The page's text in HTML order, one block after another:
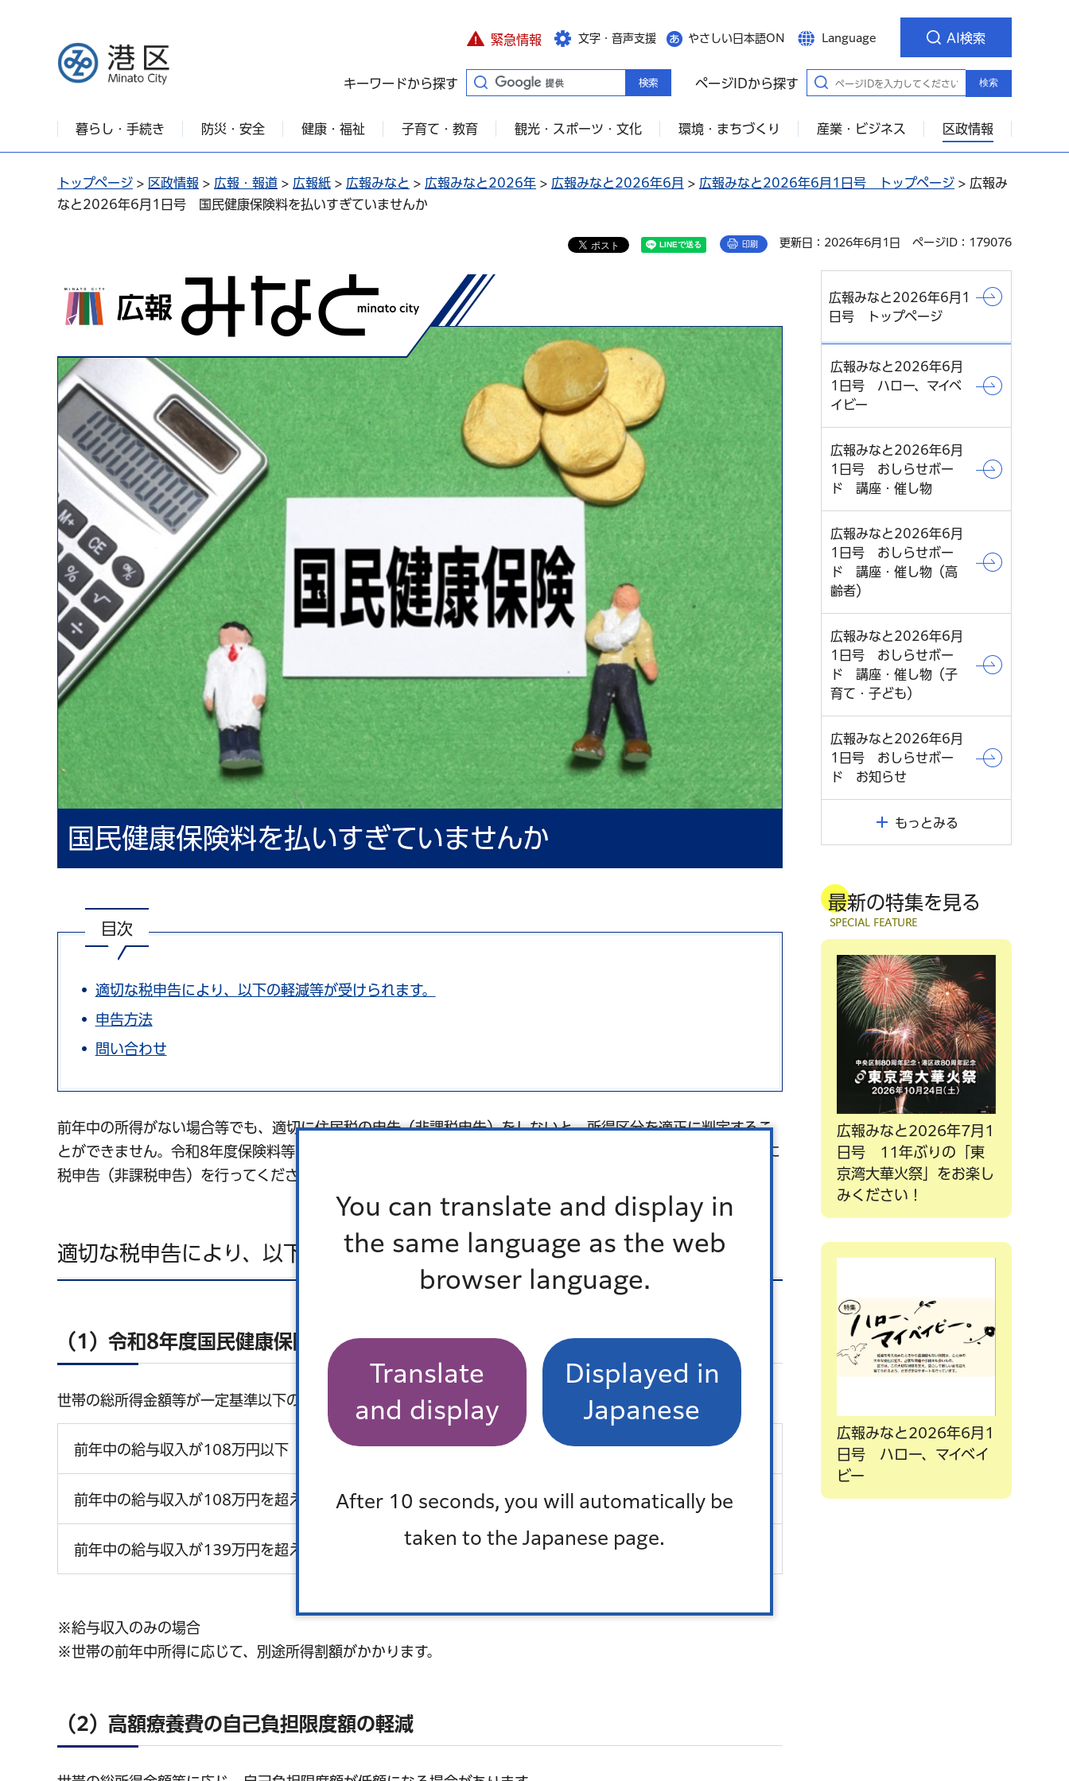
You can translate and display in
the same language as the web
browser language.
Translate
and display
Displayed in
Japanese
After 10 seconds, you will automatically be
taken to the Japanese page.
港区
緊急情報 文字・音声支援 やさしい日本語ON Language AI検索
キーワードから探す ページIDから探す 検索
暮らし・手続き 防災・安全 健康・福祉 子育て・教育 観光・スポーツ・文化 環境・まちづくり 産業・ビジネス 区政情報
トップページ > 区政情報 > 広報・報道 > 広報紙 > 広報みなと > 広報みなと2026年 > 広報みなと2026年6月 > 広報みなと2026年6月1日号 トップページ > 広報み
なと2026年6月1日号 国民健康保険料を払いすぎていませんか
印刷 更新日：2026年6月1日 ページID：179076
国民健康保険料を払いすぎていませんか
目次
適切な税申告により、以下の軽減等が受けられます。
申告方法
問い合わせ
前年中の所得がない場合等でも、適切に住民税の申告（非課税申告）をしないと、所得区分を適正に判定するこ
とができません。令和8年度保険料等の決定を正しく行うため、令和8年1月1日時点で住民登録があった自治体に
税申告（非課税申告）を行ってください。
適切な税申告により、以下の軽減等が受けられます。
（1）令和8年度国民健康保険料（均等割額）の減額
世帯の総所得金額等が一定基準以下の場合、均等割額が減額されます。
前年中の給与収入が108万円以下 7割軽減
前年中の給与収入が108万円を超え139万円以下 5割軽減
前年中の給与収入が139万円を超え165万円以下
※給与収入のみの場合
※世帯の前年中所得に応じて、別途所得割額がかかります。
（2）高額療養費の自己負担限度額の軽減
広報みなと2026年6月1
日号 トップページ
広報みなと2026年6月
1日号 ハロー、マイベ
イビー
広報みなと2026年6月
1日号 おしらせボー
ド 講座・催し物
広報みなと2026年6月
1日号 おしらせボー
ド 講座・催し物（高
齢者）
広報みなと2026年6月
1日号 おしらせボー
ド 講座・催し物（子
育て・子ども）
広報みなと2026年6月
1日号 おしらせボー
ド お知らせ
もっとみる
最新の特集を見る
広報みなと2026年7月1
日号 11年ぶりの「東
京湾大華火祭」をお楽し
みください！
広報みなと2026年6月1
日号 ハロー、マイベイ
ビー